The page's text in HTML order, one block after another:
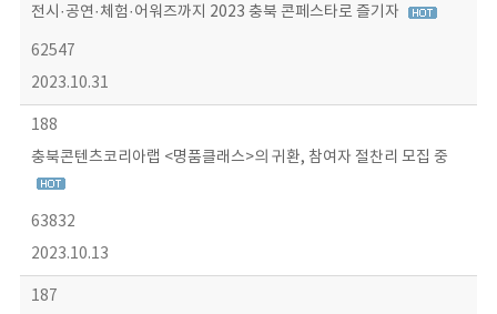
전시·공연·체험·어워즈까지 2023 충북 콘페스타로 즐기자
62547
2023.10.31
188
충북콘텐츠코리아랩 <명품클래스>의 귀환, 참여자 절찬리 모집 중
63832
2023.10.13
187